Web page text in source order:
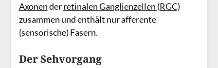
Axonenderretinalen Ganglienzellen (RGC)
zusammen und enthält nur afferente
(sensorische) Fasern.
Der Sehvorgang